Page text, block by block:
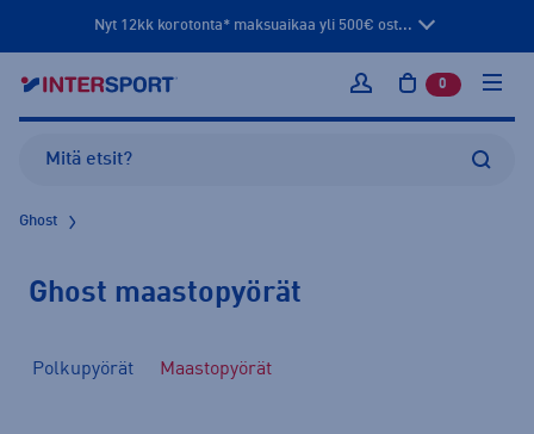
Nyt 12kk korotonta* maksuaikaa yli 500€ ost...
Kirjaudu sisään
0 tuotetta
Ghost
Ghost maastopyörät
Polkupyörät Maastopyörät